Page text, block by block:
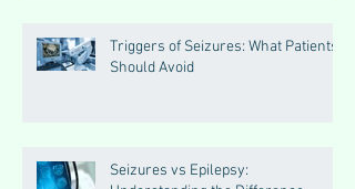
Triggers of Seizures: What Patients
Should Avoid
Seizures vs Epilepsy: